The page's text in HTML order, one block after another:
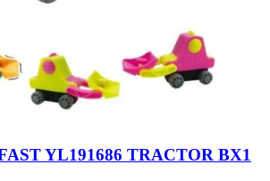
YL191686 TRACTOR BX1